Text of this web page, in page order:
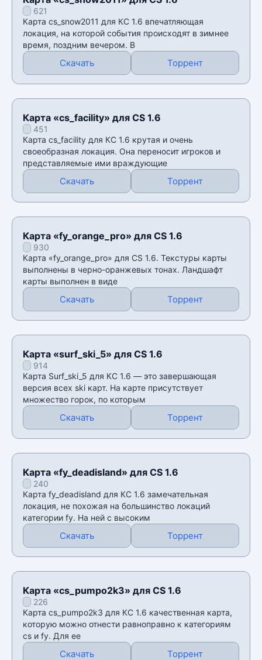
621
Карта cs_snow2011 для КС 1.6 впечатляющая
локация, на которой события происходят в зимнее
время, поздним вечером. В
Скачать Торрент
Карта «cs_facility» для CS 1.6
451
Карта cs_facility для КС 1.6 крутая и очень
своеобразная локация. Она переносит игроков и
представляемые ими враждующие
Скачать Торрент
Карта «fy_orange_pro» для CS 1.6
930
Карта «fy_orange_pro» для CS 1.6. Текстуры карты
выполнены в черно-оранжевых тонах. Ландшафт
карты выполнен в виде
Скачать Торрент
Карта «surf_ski_5» для CS 1.6
914
Карта Surf_ski_5 для КС 1.6 — это завершающая
версия всех ski карт. На карте присутствует
множество горок, по которым
Скачать Торрент
Карта «fy_deadisland» для CS 1.6
240
Карта fy_deadisland для КС 1.6 замечательная
локация, не похожая на большинство локаций
категории fy. На ней с высоким
Скачать Торрент
Карта «cs_pumpo2k3» для CS 1.6
226
Карта cs_pumpo2k3 для КС 1.6 качественная карта,
которую можно отнести равноправно к категориям
cs и fy. Для ее
Скачать Торрент